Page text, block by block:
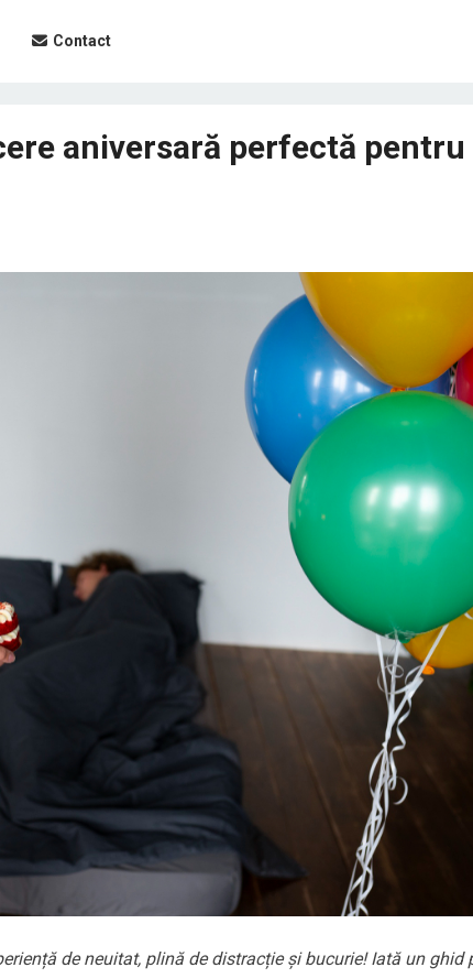
Contact
aniversară perfectă pentru
de neuitat, plină de distracție și bucurie! Iată un ghid